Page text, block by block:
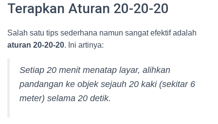
Terapkan Aturan 20-20-20
Salah satu tips sederhana namun sangat efektif adalah
aturan 20-20-20. Ini artinya:
Setiap 20 menit menatap layar, alihkan
pandangan ke objek sejauh 20 kaki (sekitar 6
meter) selama 20 detik.